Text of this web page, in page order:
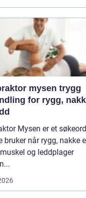
mysen trygg
for rygg,
Mysen er et søkeord
bruker når rygg, nakke
og leddplager